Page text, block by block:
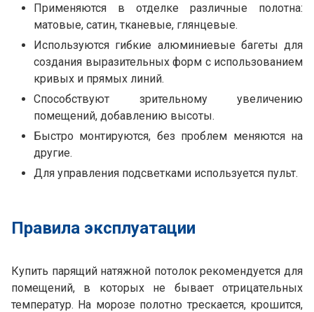
Применяются в отделке различные полотна:
матовые, сатин, тканевые, глянцевые.
Используются гибкие алюминиевые багеты для
создания выразительных форм с использованием
кривых и прямых линий.
Способствуют зрительному увеличению
помещений, добавлению высоты.
Быстро монтируются, без проблем меняются на
другие.
Для управления подсветками используется пульт.
Правила эксплуатации
Купить парящий натяжной потолок рекомендуется для
помещений, в которых не бывает отрицательных
температур. На морозе полотно трескается, крошится,